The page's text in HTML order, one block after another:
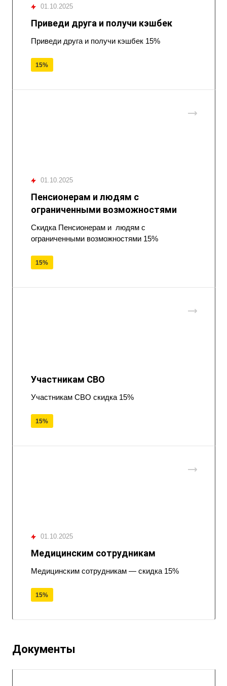
01.10.2025
Приведи друга и получи кэшбек
Приведи друга и получи кэшбек 15%
15%
01.10.2025
Пенсионерам и людям с
ограниченными возможностями
Скидка Пенсионерам и людям с
ограниченными возможностями 15%
15%
Участникам СВО
Участникам СВО скидка 15%
15%
01.10.2025
Медицинским сотрудникам
Медицинским сотрудникам — скидка 15%
15%
Документы